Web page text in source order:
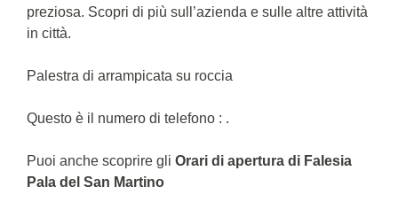
preziosa. Scopri di più sull’azienda e sulle altre attività
in città.
Palestra di arrampicata su roccia
Questo è il numero di telefono : .
Puoi anche scoprire gli Orari di apertura di Falesia
Pala del San Martino